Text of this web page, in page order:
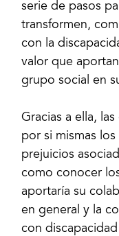
serie de pasos
transformen,
con la
valor que
grupo social en
Gracias a ella,
por si mismas
prejuicios
como conocer
aportaría su
en general y la
con